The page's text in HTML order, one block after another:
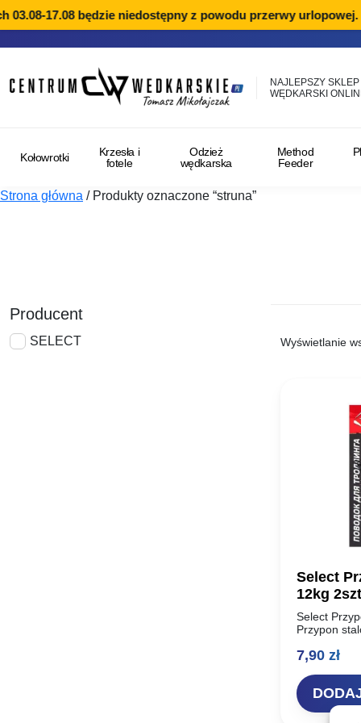
17.08 będzie niedostępny z powodu przerwy urlopowej.
NAJLEPSZY SKLEP
WĘDKARSKI
Kołowrotki
Krzesła i
fotele
Odzież
wędkarska
Method
Feeder
Strona główna /Produkty oznaczone “struna”
Producent
SELECT Wyświetlanie
Select
12kg 2szt
Select
Przypon
Steel
7,90 zł